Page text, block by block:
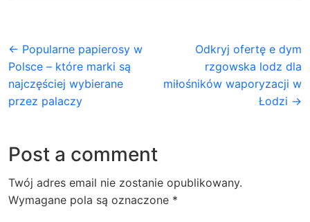
← Popularne papierosy w
Polsce – które marki są
najczęściej wybierane
przez palaczy
Odkryj ofertę e dym
rzgowska lodz dla
miłośników waporyzacji w
Łodzi →
Post a comment
Twój adres email nie zostanie opublikowany.
Wymagane pola są oznaczone *